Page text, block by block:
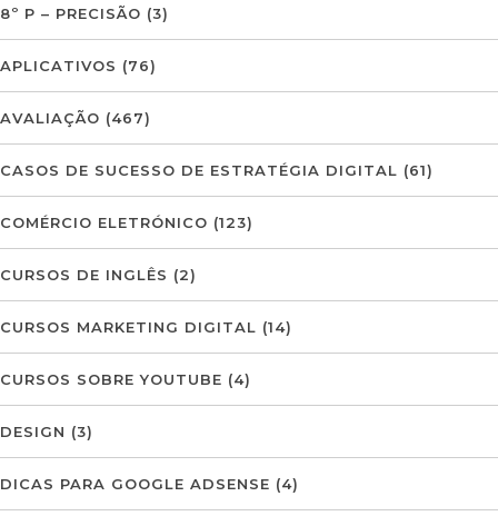
8º P – PRECISÃO (3)
APLICATIVOS (76)
AVALIAÇÃO (467)
CASOS DE SUCESSO DE ESTRATÉGIA DIGITAL (61)
COMÉRCIO ELETRÓNICO (123)
CURSOS DE INGLÊS (2)
CURSOS MARKETING DIGITAL (14)
CURSOS SOBRE YOUTUBE (4)
DESIGN (3)
DICAS PARA GOOGLE ADSENSE (4)